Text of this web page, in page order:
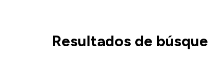
Resultados de